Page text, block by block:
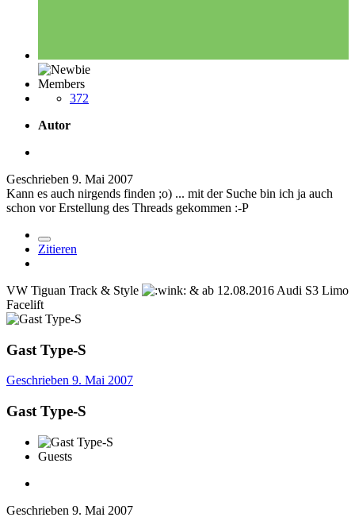
Members
372
Autor
Geschrieben 9. Mai 2007
Kann es auch nirgends finden ;o) ... mit der Suche bin ich ja auch
schon vor Erstellung des Threads gekommen :-P
Zitieren
VW Tiguan Track & Style
& ab 12.08.2016 Audi S3 Limo
Facelift
Gast Type-S
Geschrieben 9. Mai 2007
Gast Type-S
Guests
Geschrieben 9. Mai 2007